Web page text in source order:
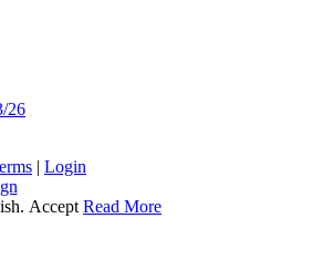
26
Login
Accept Read More